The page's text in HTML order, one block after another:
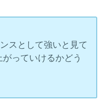
スとして強いと見て
っていけるかどう